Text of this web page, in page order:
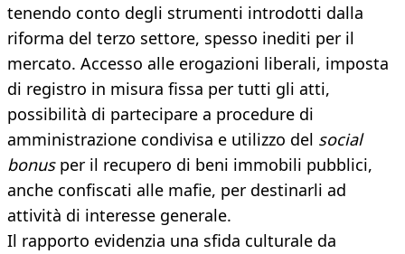
tenendo conto degli strumenti introdotti dalla
riforma del terzo settore, spesso inediti per il
mercato. Accesso alle erogazioni liberali, imposta
di registro in misura fissa per tutti gli atti,
possibilità di partecipare a procedure di
amministrazione condivisa e utilizzo del social
bonus per il recupero di beni immobili pubblici,
anche confiscati alle mafie, per destinarli ad
attività di interesse generale.
Il rapporto evidenzia una sfida culturale da